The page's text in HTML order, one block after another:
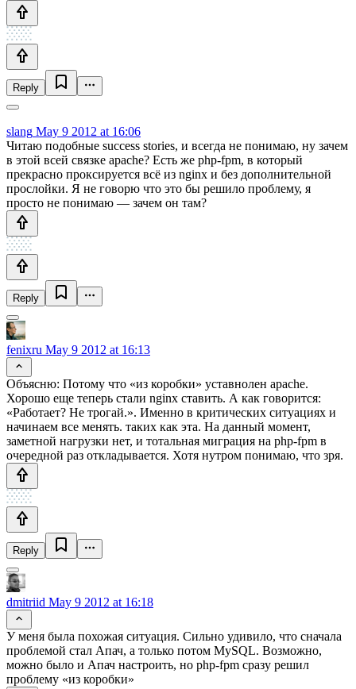
Reply
slang May 9 2012 at 16:06
Читаю подобные success stories, и всегда не понимаю, ну зачем
в этой всей связке apache? Есть же php-fpm, в который
прекрасно проксируется всё из nginx и без дополнительной
прослойки. Я не говорю что это бы решило проблему, я
просто не понимаю — зачем он там?
Reply
fenixru May 9 2012 at 16:13
Объясню: Потому что «из коробки» уставнолен apache.
Хорошо еще теперь стали nginx ставить. А как говорится:
«Работает? Не трогай.». Именно в критических ситуациях и
начинаем все менять. таких как эта. На данный момент,
заметной нагрузки нет, и тотальная миграция на php-fpm в
очередной раз откладывается. Хотя нутром понимаю, что зря.
Reply
dmitriid May 9 2012 at 16:18
У меня была похожая ситуация. Сильно удивило, что сначала
проблемой стал Апач, а только потом MySQL. Возможно,
можно было и Апач настроить, но php-fpm сразу решил
проблему «из коробки»